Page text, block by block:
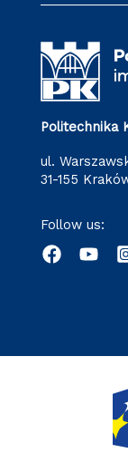
Politechnika
ul.
31-155
Follow us: